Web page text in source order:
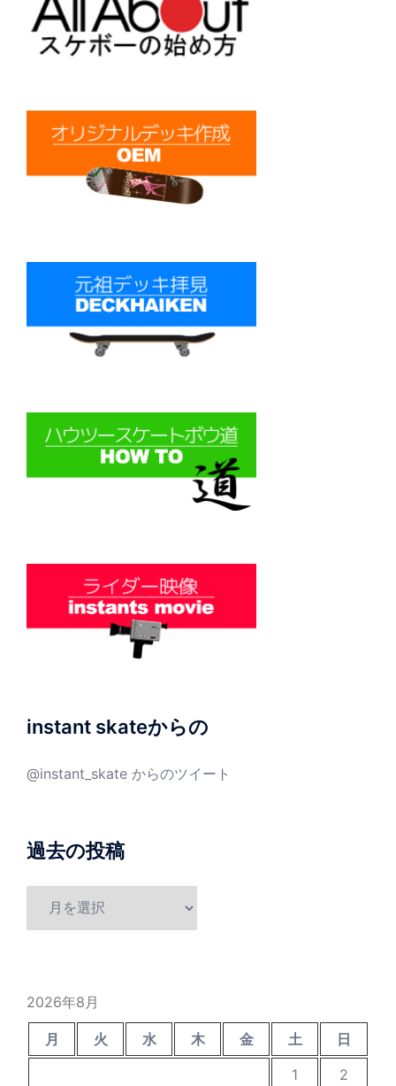
instant skateからの
@instant_skate からのツイート
過去の投稿
2026年8月
月 火 水 木 金 土
日
1
2